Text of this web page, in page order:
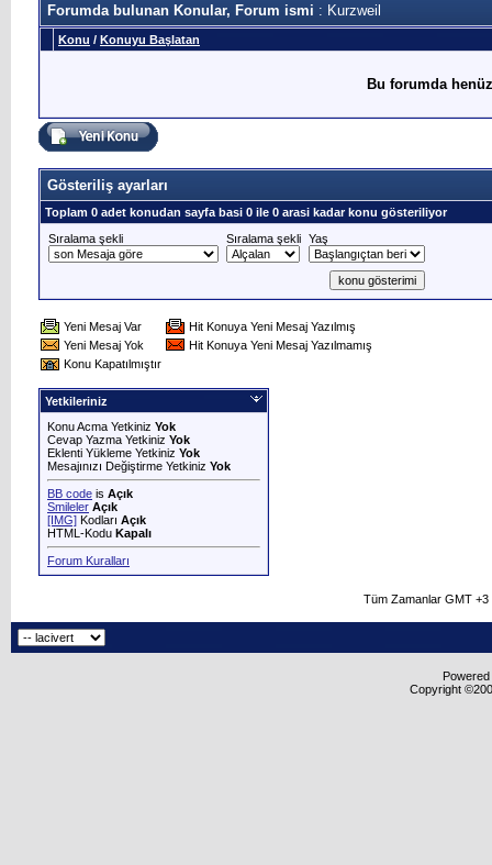
Forumda bulunan Konular, Forum ismi : Kurzweil
Konu / Konuyu Başlatan
Bu forumda
Gösteriliş ayarları
Toplam 0 adet konudan sayfa basi 0 ile 0 arasi kadar konu gösteriliyor
Sıralama şekli
Sıralama şekli Yaş
Yeni Mesaj Var
Hit Konuya Yeni Mesaj Yazılmış
Yeni Mesaj Yok
Hit Konuya Yeni Mesaj Yazılmamış
Konu Kapatılmıştır
Yetkileriniz
Konu Acma Yetkiniz Yok
Cevap Yazma Yetkiniz Yok
Eklenti Yükleme Yetkiniz Yok
Mesajınızı Değiştirme Yetkiniz Yok
BB code is Açık
Smileler Açık
[IMG] Kodları Açık
HTML-Kodu Kapalı
Forum Kuralları
Tüm Zamanlar GMT
Copyright